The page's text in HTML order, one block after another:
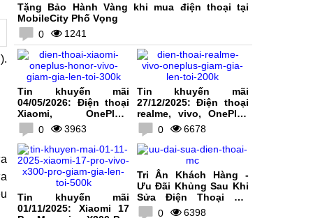
Tặng Bảo Hành Vàng khi mua điện thoại tại
MobileCity Phố Vọng
0
1241
Tin khuyến mãi
04/05/2026: Điện thoại
Xiaomi, OnePlus,
HONOR, vivo giảm giá
lên tới 300K
0 3963
Tin khuyến mãi
27/12/2025: Điện thoại
realme, vivo, OnePlus
giảm giá lên tới 200K
0 6678
Tin khuyến mãi
01/11/2025: Xiaomi 17
Tri Ân Khách Hàng -
Ưu Đãi Khủng Sau Khi
Sửa Điện Thoại Tại
MobileCity
0 6398